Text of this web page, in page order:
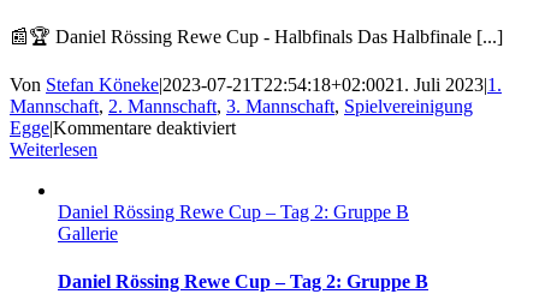
📰🏆 Daniel Rössing Rewe Cup - Halbfinals Das Halbfinale [...]
Von Stefan Köneke|2023-07-21T22:54:18+02:0021. Juli 2023|1.
Mannschaft, 2. Mannschaft, 3. Mannschaft, Spielvereinigung
Egge|Kommentare deaktiviertfür
Cup
3
Weiterlesen
Daniel Rössing Rewe Cup – Tag 2: Gruppe B
Gallerie
Daniel Rössing Rewe Cup – Tag 2: Gruppe B